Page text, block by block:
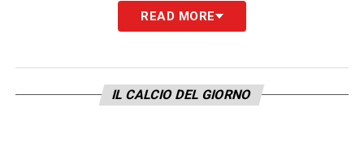
anche un importante risvolto economico per
le casse rossoblù, che iniziano a registrare
alla nuova Europa League.
READ MORE
IL CALCIO DEL GIORNO